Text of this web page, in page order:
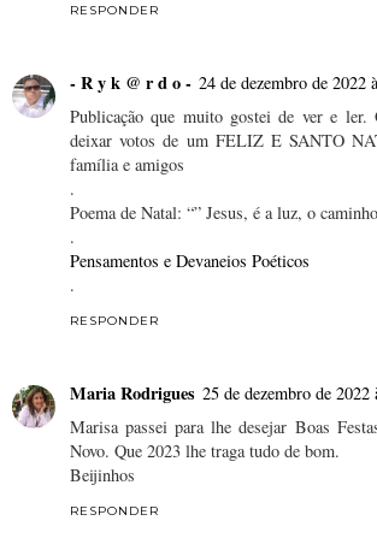
RESPONDER
- R y k @ r d o - 24 de dezembro de 2022
Publicação que muito gostei de ver e ler.
deixar votos de um FELIZ E SANTO
família e amigos
.
Poema de Natal: “” Jesus, é a luz, o
.
Pensamentos e Devaneios Poéticos
.
RESPONDER
Maria Rodrigues 25 de dezembro de 2022
Marisa passei para lhe desejar Boas
Novo. Que 2023 lhe traga tudo de bom.
Beijinhos
RESPONDER